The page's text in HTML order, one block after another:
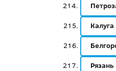
Калуга
Рязань